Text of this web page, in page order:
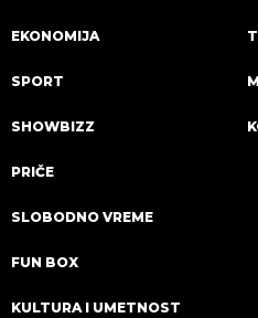
EKONOMIJA
SPORT
SHOWBIZZ
PRIČE
SLOBODNO VREME
FUN BOX
KULTURA I UMETNOST